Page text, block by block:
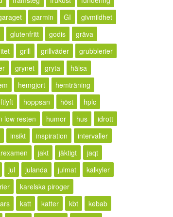
garmin GI
givmildhet
glutenfritt godis
gräva
grill grillväder
grubblerier
grynet gryta
hälsa
hemgjort
hemträning
hoppsan höst
hplc
low resten
humor hus
idrott
insikt inspiration
intervaller
jakt jäktigt
jaqt
jul julanda julmat
kalkyler
karelska piroger
katt katter kbt
kebab